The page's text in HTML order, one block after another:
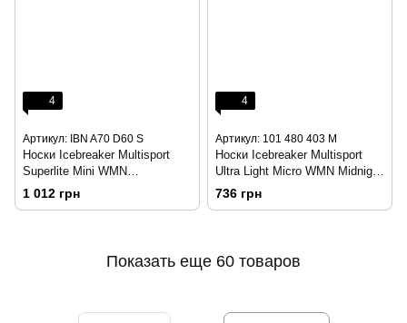
4
Артикул: IBN A70 D60 S
Носки Icebreaker Multisport
Superlite Mini WMN
silver/belize/silver S
1 012 грн
4
Артикул: 101 480 403 M
Носки Icebreaker Multisport
Ultra Light Micro WMN Midnight
Navy/Cove M
736 грн
Показать еще 60 товаров